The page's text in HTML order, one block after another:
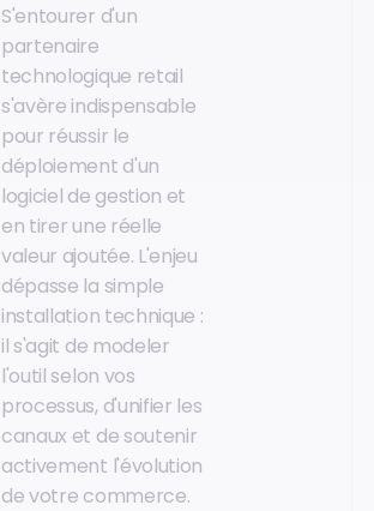
S'entourer d'un
partenaire
technologique retail
s'avère indispensable
pour réussir le
déploiement d'un
logiciel de gestion et
en tirer une réelle
valeur ajoutée. L'enjeu
dépasse la simple
installation technique :
il s'agit de modeler
l'outil selon vos
processus, d'unifier les
canaux et de soutenir
activement l'évolution
de votre commerce.